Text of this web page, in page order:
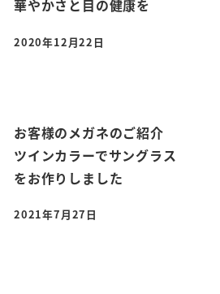
華やかさと目の健康を
投稿日
2020年12月22日
お客様のメガネのご紹介
ツインカラーでサングラス
をお作りしました
投稿日
2021年7月27日